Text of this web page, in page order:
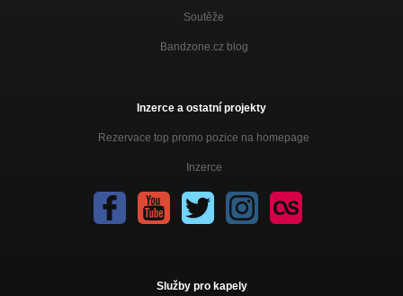
Soutěže
Bandzone.cz blog
Inzerce a ostatní projekty
Rezervace top promo pozice na homepage
Inzerce
Služby pro kapely